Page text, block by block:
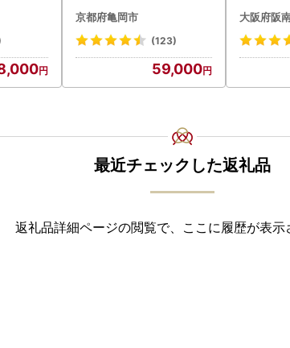
京都府亀岡市
(123)
59,000
大阪府阪
最近チェックした返礼品
返礼品詳細ページの閲覧で、ここに履歴が表示